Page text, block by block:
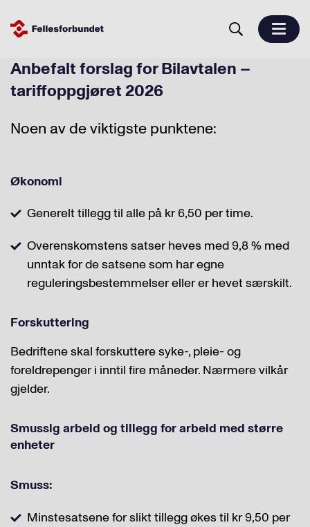
Anbefalt forslag for Bilavtalen –
tariffoppgjøret 2026
Noen av de viktigste punktene:
Økonomi
Generelt tillegg til alle på kr 6,50 per time.
Overenskomstens satser heves med 9,8 % med
unntak for de satsene som har egne
reguleringsbestemmelser eller er hevet særskilt.
Forskuttering
Bedriftene skal forskuttere syke-, pleie- og
foreldrepenger i inntil fire måneder. Nærmere vilkår
gjelder.
Smussig arbeid og tillegg for arbeid med større
enheter
Smuss:
Minstesatsene for slikt tillegg økes til kr 9,50 per